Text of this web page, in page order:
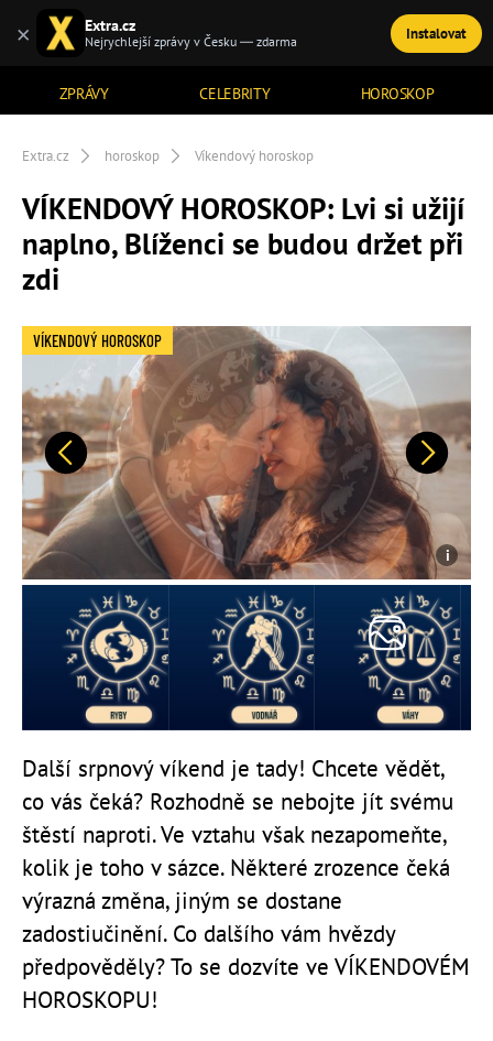
ZPRÁVY CELEBRITY HOROSKOP
TÉMATA
Extra.cz horoskop Víkendový horoskop
VÍKENDOVÝ HOROSKOP: Lvi si užijí
naplno, Blíženci se budou držet při
zdi
Předchozí Další
VÍKENDOVÝ HOROSKOP
Další srpnový víkend je tady! Chcete vědět,
co vás čeká? Rozhodně se nebojte jít svému
štěstí naproti. Ve vztahu však nezapomeňte,
kolik je toho v sázce. Některé zrozence čeká
výrazná změna, jiným se dostane
zadostiučinění. Co dalšího vám hvězdy
předpověděly? To se dozvíte ve VÍKENDOVÉM
HOROSKOPU!
× Extra.cz
Nejrychlejší zprávy v Česku — zdarma Instalovat